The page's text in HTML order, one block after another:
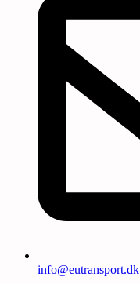
info@eutransport.dk